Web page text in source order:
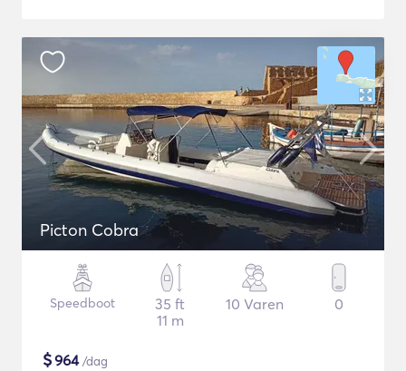
Picton Cobra
Speedboot
35 ft
11 m
10 Varen 0
$964/dag